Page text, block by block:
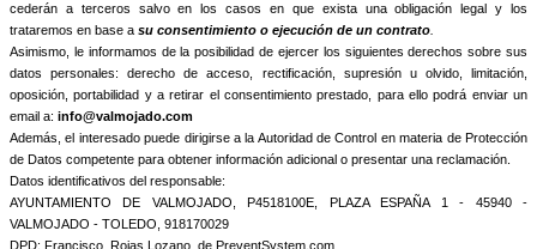
última confirmación de interés, o durante el tiempo necesario para cumplir con las
obligaciones legales. La empresa NO tomará decisiones automatizadas. Los datos no se
cederán a terceros salvo en los casos en que exista una obligación legal y los
trataremos en base asu consentimiento o ejecución de un contrato .
Asimismo, le informamos de la posibilidad de ejercer los siguientes derechos sobre sus
datos personales: derecho de acceso, rectificación, supresión u olvido, limitación,
oposición, portabilidad y a retirar el consentimiento prestado, para ello podrá enviar un
email a:info@valmojado.com
Además, el interesado puede dirigirse a la Autoridad de Control en materia de Protección